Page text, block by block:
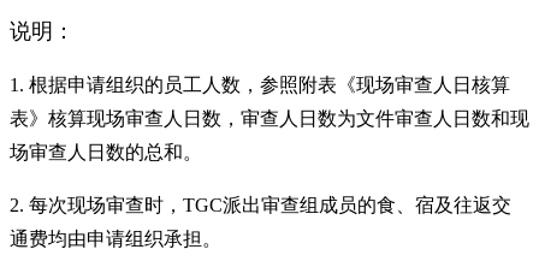
说明：
1. 根据申请组织的员工人数，参照附表《现场审查人日核算
表》核算现场审查人日数，审查人日数为文件审查人日数和现
场审查人日数的总和。
2. 每次现场审查时，TGC派出审查组成员的食、宿及往返交
通费均由申请组织承担。